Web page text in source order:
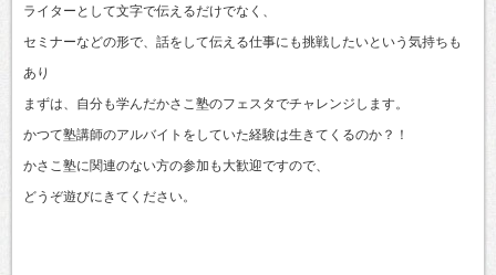
ライターとして文字で伝えるだけでなく、
セミナーなどの形で、話をして伝える仕事にも挑戦したいという気持ちも
あり
まずは、自分も学んだかさこ塾のフェスタでチャレンジします。
かつて塾講師のアルバイトをしていた経験は生きてくるのか？！
かさこ塾に関連のない方の参加も大歓迎ですので、
どうぞ遊びにきてください。